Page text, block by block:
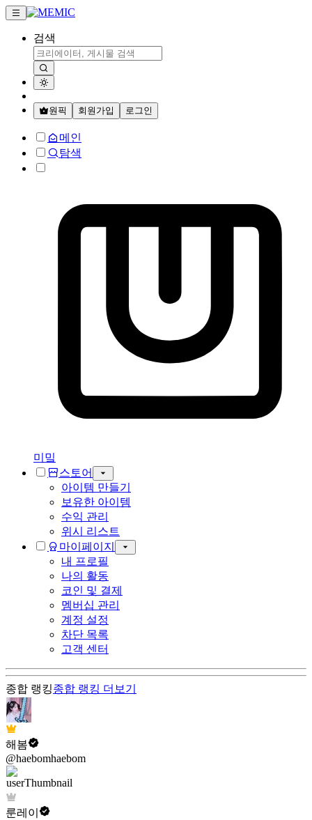
검색
원픽 회원가입 로그인
메인
탐색
미밐
스토어
아이템 만들기
보유한 아이템
수익 관리
위시 리스트
마이페이지
내 프로필
나의 활동
코인 및 결제
멤버십 관리
계정 설정
차단 목록
고객 센터
종합 랭킹종합 랭킹 더보기
해봄
@haebomhaebom
룬레이